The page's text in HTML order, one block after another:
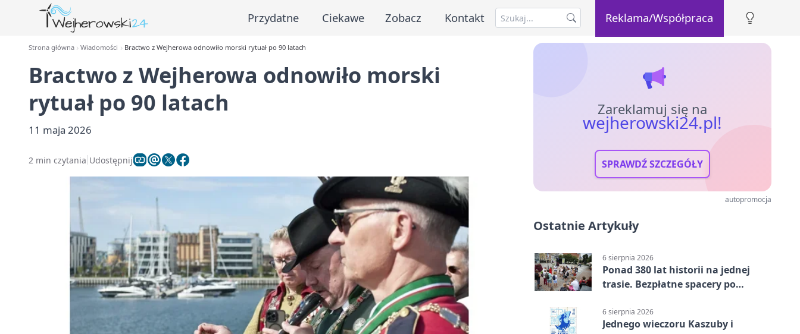
Przydatne Ciekawe Zobacz Kontakt Reklama/Współpraca
Strona główna Wiadomości Bractwo z Wejherowa odnowiło morski rytuał po 90 latach
Bractwo z Wejherowa odnowiło morski
rytuał po 90 latach
11 maja 2026
2 min czytania Udostępnij
Zareklamuj się na
wejherowski24.pl!
SPRAWDŹ SZCZEGÓŁY
autopromocja
Ostatnie Artykuły
6 sierpnia 2026
Ponad 380 lat historii na jednej
trasie. Bezpłatne spacery po
6 sierpnia 2026
Jednego wieczoru Kaszuby i